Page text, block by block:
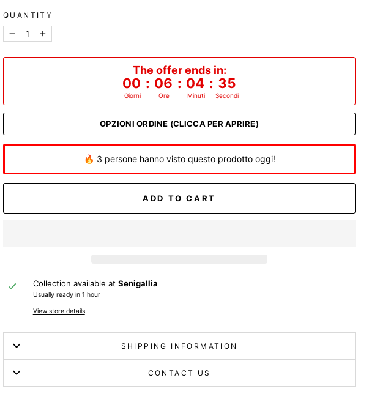
QUANTITY
− +
The offer ends in:
00 : 06 : 04 : 34
Giorni Ore Minuti Secondi
OPZIONI ORDINE (CLICCA PER APRIRE)
🔥 3 persone hanno visto questo prodotto oggi!
ADD TO CART
Collection available at Senigallia
Usually ready in 1 hour
View store details
SHIPPING INFORMATION
CONTACT US